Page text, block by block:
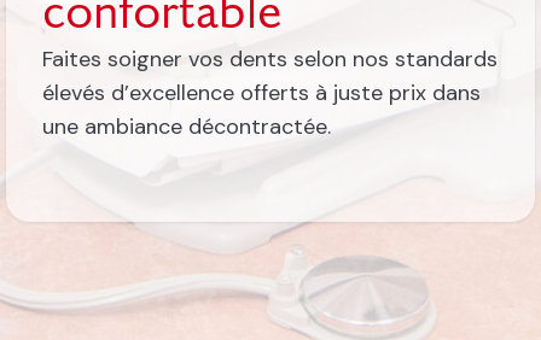
Faites soigner vos dents selon nos standards
élevés d’excellence offerts à juste prix dans
une ambiance décontractée.